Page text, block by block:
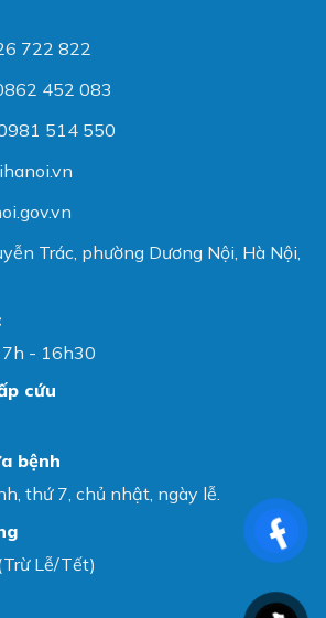
722 822
452 083
514 550
Trác, phường Dương Nội, Hà Nội,
- 16h30
cứu
bệnh
thứ 7, chủ nhật, ngày lễ.
Lễ/Tết)